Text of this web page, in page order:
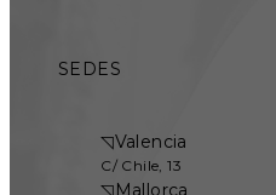
SEDES
◹Valencia
C/ Chile, 13
◹Mallorca